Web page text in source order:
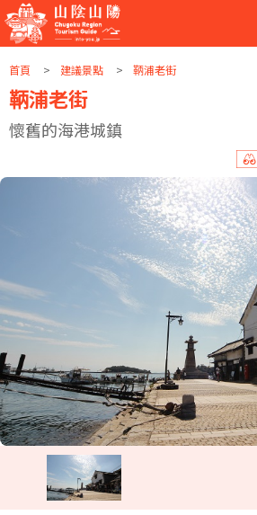
首頁 建議景點 鞆浦老街
鞆浦老街
懷舊的海港城鎮